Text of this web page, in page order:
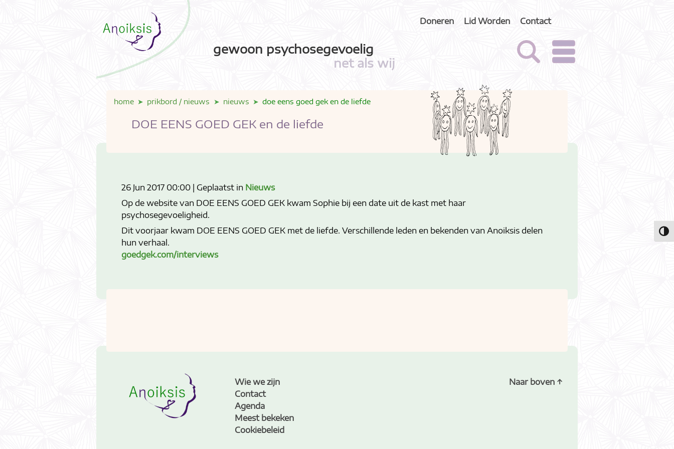
gewoon psychosegevoelig
net als wij
Doneren Lid Worden Contact
home prikbord / nieuws nieuws doe eens goed gek en de liefde
DOE EENS GOED GEK en de liefde
26 Jun 2017 00:00 | Geplaatst in Nieuws
Op de website van DOE EENS GOED GEK kwam Sophie bij een date uit de kast met haar
psychosegevoeligheid.
Dit voorjaar kwam DOE EENS GOED GEK met de liefde. Verschillende leden en bekenden van Anoiksis delen
hun verhaal.
goedgek.com/interviews
Naar boven ↑
Wie we zijn
Contact
Agenda
Meest bekeken
Cookiebeleid